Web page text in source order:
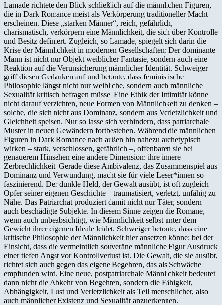
Lamade richtete den Blick schließlich auf die männlichen Figuren,
die in Dark Romance meist als Verkörperung traditioneller Macht
erscheinen. Diese „starken Männer“, reich, gefährlich,
charismatisch, verkörpern eine Männlichkeit, die sich über Kontrolle
und Besitz definiert. Zugleich, so Lamade, spiegelt sich darin die
Krise der Männlichkeit in modernen Gesellschaften: Der dominante
Mann ist nicht nur Objekt weiblicher Fantasie, sondern auch eine
Reaktion auf die Verunsicherung männlicher Identität. Schweiger
griff diesen Gedanken auf und betonte, dass feministische
Philosophie längst nicht nur weibliche, sondern auch männliche
Sexualität kritisch befragen müsse. Eine Ethik der Intimität könne
nicht darauf verzichten, neue Formen von Männlichkeit zu denken –
solche, die sich nicht aus Dominanz, sondern aus Verletzlichkeit und
Gleichheit speisen. Nur so lasse sich verhindern, dass patriarchale
Muster in neuen Gewändern fortbestehen. Während die männlichen
Figuren in Dark Romance nach außen hin nahezu archetypisch
wirken – stark, verschlossen, gefährlich –, offenbaren sie bei
genauerem Hinsehen eine andere Dimension: ihre innere
Zerbrechlichkeit. Gerade diese Ambivalenz, das Zusammenspiel aus
Dominanz und Verwundung, macht sie für viele Leser*innen so
faszinierend. Der dunkle Held, der Gewalt ausübt, ist oft zugleich
Opfer seiner eigenen Geschichte – traumatisiert, verletzt, unfähig zu
Nähe. Das Patriarchat produziert damit nicht nur Täter, sondern
auch beschädigte Subjekte. In diesem Sinne zeigen die Romane,
wenn auch unbeabsichtigt, wie Männlichkeit selbst unter dem
Gewicht ihrer eigenen Ideale leidet. Schweiger betonte, dass eine
kritische Philosophie der Männlichkeit hier ansetzen könne: bei der
Einsicht, dass die vermeintlich souveräne männliche Figur Ausdruck
einer tiefen Angst vor Kontrollverlust ist. Die Gewalt, die sie ausübt,
richtet sich auch gegen das eigene Begehren, das als Schwäche
empfunden wird. Eine neue, postpatriarchale Männlichkeit bedeutet
dann nicht die Abkehr von Begehren, sondern die Fähigkeit,
Abhängigkeit, Lust und Verletzlichkeit als Teil menschlicher, also
auch männlicher Existenz und Sexualität anzuerkennen.